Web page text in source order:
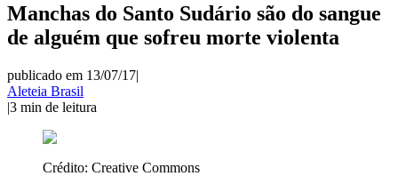
Manchas do Santo Sudário são do sangue
de alguém que sofreu morte violenta
publicado em 13/07/17|
Aleteia Brasil
|3 min de leitura
Crédito: Creative Commons